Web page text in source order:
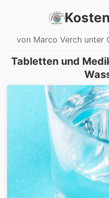
von Marco Verch unter
Tabletten und